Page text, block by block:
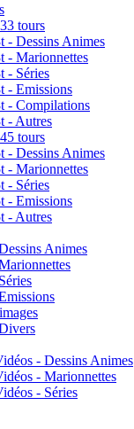
tours
- Dessins Animes
- Marionnettes
- Séries
- Emissions
- Compilations
- Autres
tours
- Dessins Animes
- Marionnettes
- Séries
- Emissions
- Autres
Animes
- Dessins Animes
- Marionnettes
- Séries